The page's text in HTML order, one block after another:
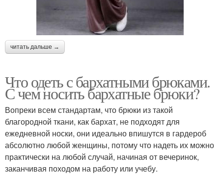
читать дальше →
Что одеть с бархатными брюками.
С чем носить бархатные брюки?
Вопреки всем стандартам, что брюки из такой
благородной ткани, как бархат, не подходят для
ежедневной носки, они идеально впишутся в гардероб
абсолютно любой женщины, потому что надеть их можно
практически на любой случай, начиная от вечеринок,
заканчивая походом на работу или учебу.